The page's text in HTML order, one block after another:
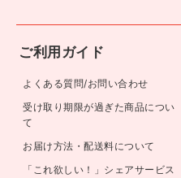
ご利用ガイド
よくある質問/お問い合わせ
受け取り期限が過ぎた商品につい
て
お届け方法・配送料について
「これ欲しい！」シェアサービス